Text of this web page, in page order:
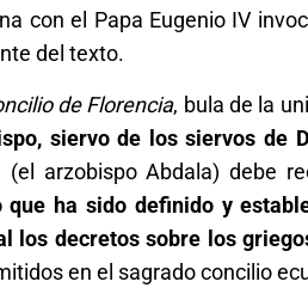
con el Papa Eugenio IV
del texto.
de Florencia, bula de la
siervo de los siervos de
arzobispo Abdala) debe
que ha sido definido y
los decretos sobre los
en el sagrado concilio